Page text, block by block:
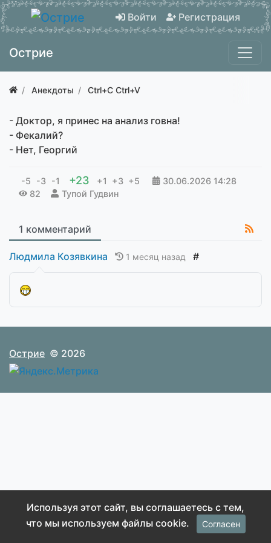
Войти Регистрация
Острие
Анекдоты Ctrl+C Ctrl+V
- Доктор, я принес на анализ говна!
- Фекалий?
- Нет, Георгий
-5 -3 -1 +23 +1 +3 +5 30.06.2026 14:28
82
Тупой Гудвин
1 комментарий
Людмила Козявкина 1 месяц назад #
Острие © 2026
Используя этот сайт, вы соглашаетесь с тем,
что мы используем файлы cookie.
Согласен